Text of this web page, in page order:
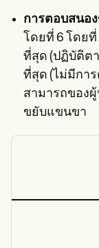
การตอบสนอ
โดยที่ 6 โดย
ที่สุด (ปฏิบัติต
ที่สุด (ไม่มีกา
สามารถของ
ขยับแขนขา